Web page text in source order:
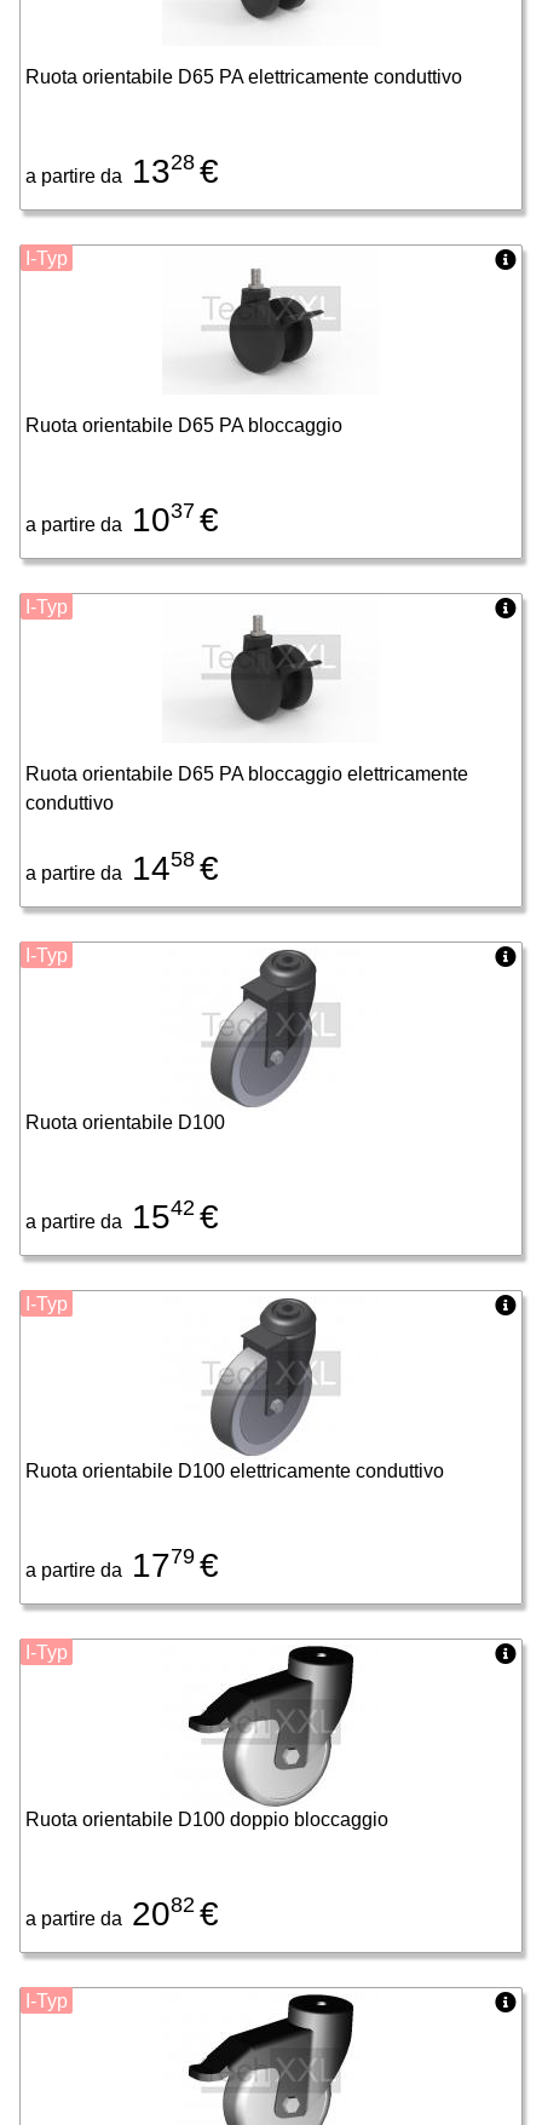
Ruota orientabile D65 PA elettricamente conduttivo
a partire da 1328 €
Ruota orientabile D65 PA bloccaggio
a partire da 1037 €
I-Typ
Ruota orientabile D65 PA bloccaggio elettricamente
conduttivo
a partire da 1458 €
I-Typ
Ruota orientabile D100
a partire da 1542 €
I-Typ
Ruota orientabile D100 elettricamente conduttivo
a partire da 1779 €
I-Typ
Ruota orientabile D100 doppio bloccaggio
a partire da 2082 €
I-Typ
I-Typ